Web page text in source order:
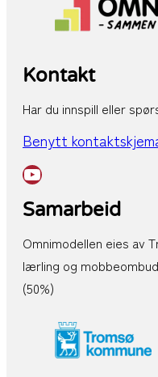
Kontakt
Har du innspill eller
Benytt
YouTube
Samarbeid
Omnimodellen eies av
lærling og
(50%)